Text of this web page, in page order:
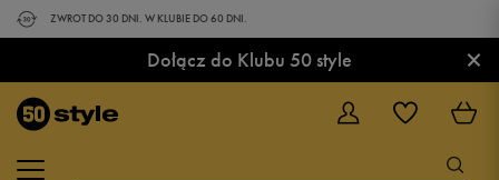
ZWROT DO 30 DNI. W KLUBIE DO 60 DNI.
Dołącz do Klubu 50 style ×